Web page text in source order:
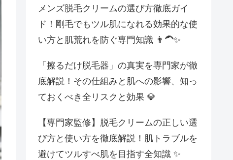
メンズ脱毛クリームの選び方徹底ガイ
ド！剛毛でもツル肌になれる効果的な使
い方と肌荒れを防ぐ専門知識 👨‍🦱✨
「擦るだけ脱毛器」の真実を専門家が徹
底解説！その仕組みと肌への影響、知っ
ておくべき全リスクと効果 💎
【専門家監修】脱毛クリームの正しい選
び方と使い方を徹底解説！肌トラブルを
避けてツルすべ肌を目指す全知識 ✨